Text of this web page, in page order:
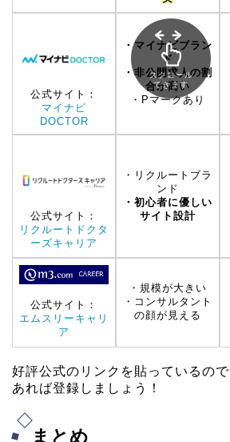
公式サイト：
マイナビ
DOCTOR
・マイナビブラン
ド
・非公開求人の割
合が高い
・Pマークあり
公式サイト：
リクルートドクタ
ーズキャリア
・リクルートブラ
ンド
・初心者に優しい
サイト設計
公式サイト：
エムスリーキャリ
ア
・規模が大きい
・コンサルタント
の顔が見える
スクロール
できます
好評公式のリンクを貼っているの
あれば登録しましょう！
まとめ